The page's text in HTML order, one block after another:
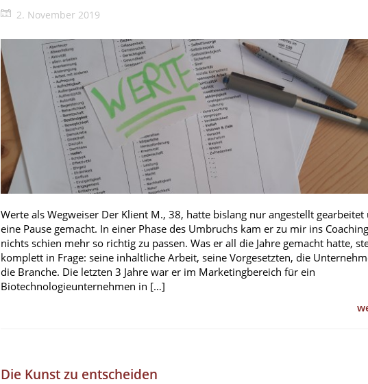
2. November 2019
Werte als Wegweiser Der Klient M., 38, hatte bislang nur angestellt
eine Pause gemacht. In einer Phase des Umbruchs kam er zu mir ins
nichts schien mehr so richtig zu passen. Was er all die Jahre gemacht hatte,
komplett in Frage: seine inhaltliche Arbeit, seine Vorgesetzten, die
die Branche. Die letzten 3 Jahre war er im Marketingbereich für ein
Biotechnologieunternehmen in […]
Die Kunst zu entscheiden